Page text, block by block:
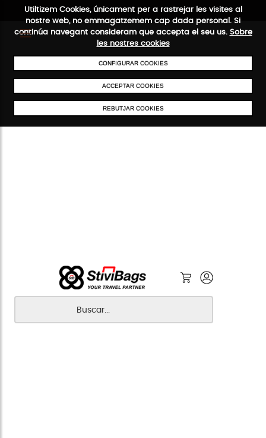
Utiltizem Cookies, únicament per a rastrejar les visites al
nostre web, no emmagatzemem cap dada personal. Si
continúa navegant consideram que accepta el seu us. Sobre
les nostres cookies
CONFIGURAR COOKIES
ACCEPTAR COOKIES
REBUTJAR COOKIES
ENVIAMENTS GRATUÏTS A PARTIR DE 50 €